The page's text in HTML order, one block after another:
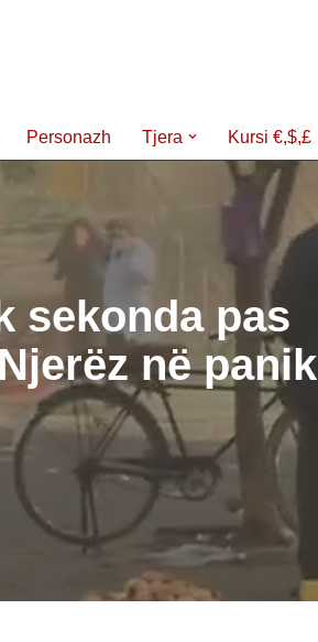
Personazh Tjera Kursi €,$,£
sekonda pas
në panik